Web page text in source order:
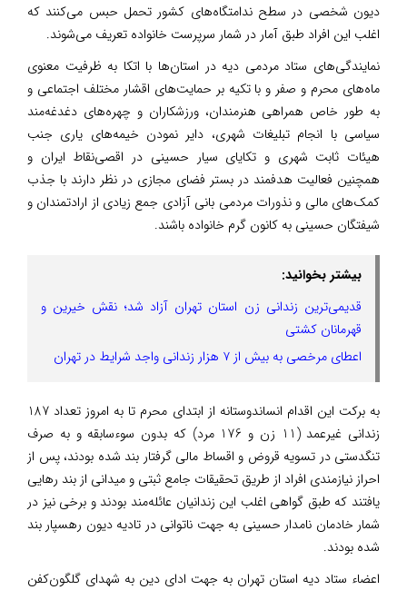
دیون شخصی در سطح ندامتگاه‌های کشور تحمل حبس می‌کنند که
اغلب این افراد طبق آمار در شمار سرپرست خانواده تعریف می‌شوند.
نمایندگی‌های ستاد مردمی دیه در استان‌ها با اتکا به ظرفیت معنوی
ماه‌های محرم و صفر و با تکیه بر حمایت‌های اقشار مختلف اجتماعی و
به‌ طور خاص همراهی هنرمندان، ورزشکاران و چهره‌های دغدغه‌مند
سیاسی با انجام تبلیغات شهری، دایر نمودن خیمه‌های یاری جنب
هیئات ثابت شهری و تکایای سیار حسینی در اقصی‌نقاط ایران و
همچنین فعالیت هدفمند در بستر فضای مجازی در نظر دارند با جذب
کمک‌های مالی و نذورات مردمی بانی آزادی جمع زیادی از ارادتمندان و
شیفتگان حسینی به کانون گرم خانواده باشند.
بیشتر بخوانید:
قدیمی‌ترین زندانی زن استان تهران آزاد شد؛ نقش خیرین و
قهرمانان کشتی
اعطای مرخصی به بیش از ۷ هزار زندانی واجد شرایط در تهران
به برکت این اقدام انساندوستانه از ابتدای محرم تا به امروز تعداد 187
زندانی غیرعمد (11 زن و 176 مرد) که بدون سوءسابقه و به صرف
تنگدستی در تسویه قروض و اقساط مالی گرفتار بند شده بودند، پس از
احراز نیازمندی افراد از طریق تحقیقات جامع ثبتی و میدانی از بند رهایی
یافتند که طبق گواهی اغلب این زندانیان عائله‌مند بودند و برخی نیز در
شمار خادمان نامدار حسینی به جهت ناتوانی در تادیه دیون رهسپار بند
شده بودند.
اعضاء ستاد دیه استان تهران به جهت ادای دین به شهدای گلگون‌کفن